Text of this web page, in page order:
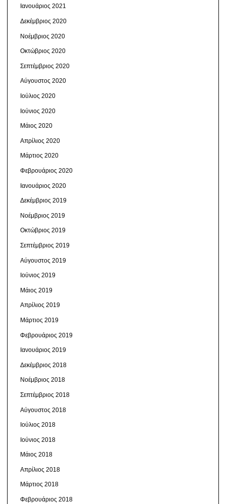
Ιανουάριος 2021
Δεκέμβριος 2020
Νοέμβριος 2020
Οκτώβριος 2020
Σεπτέμβριος 2020
Αύγουστος 2020
Ιούλιος 2020
Ιούνιος 2020
Μάιος 2020
Απρίλιος 2020
Μάρτιος 2020
Φεβρουάριος 2020
Ιανουάριος 2020
Δεκέμβριος 2019
Νοέμβριος 2019
Οκτώβριος 2019
Σεπτέμβριος 2019
Αύγουστος 2019
Ιούνιος 2019
Μάιος 2019
Απρίλιος 2019
Μάρτιος 2019
Φεβρουάριος 2019
Ιανουάριος 2019
Δεκέμβριος 2018
Νοέμβριος 2018
Σεπτέμβριος 2018
Αύγουστος 2018
Ιούλιος 2018
Ιούνιος 2018
Μάιος 2018
Απρίλιος 2018
Μάρτιος 2018
Φεβρουάριος 2018